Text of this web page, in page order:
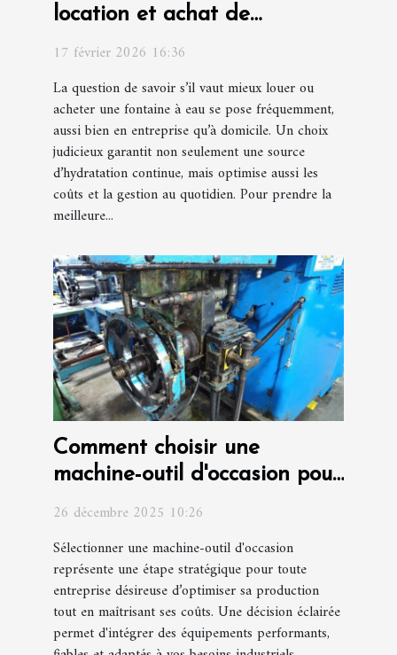
location et achat de
17 février 2026 16:36
La question de savoir s’il vaut mieux louer ou
acheter une fontaine à eau se pose fréquemment,
aussi bien en entreprise qu’à domicile. Un choix
judicieux garantit non seulement une source
d’hydratation continue, mais optimise aussi les
coûts et la gestion au quotidien. Pour prendre la
meilleure...
Comment choisir une
machine-outil d'occasion pour
optimiser la production ?
26 décembre 2025 10:26
Sélectionner une machine-outil d'occasion
représente une étape stratégique pour toute
entreprise désireuse d’optimiser sa production
tout en maîtrisant ses coûts. Une décision éclairée
permet d'intégrer des équipements performants,